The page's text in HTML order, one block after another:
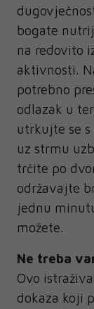
bogate
na redovito
aktivnosti.
potrebno
odlazak u
utrkujte se
uz strmu
trčite po
održavajte
jednu
možete.
Ne treba
Ovo
dokaza koji